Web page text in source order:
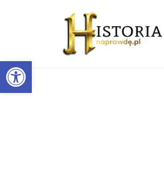
Otwórz pasek narzędzi